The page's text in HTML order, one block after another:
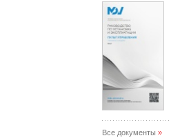
Все документы »